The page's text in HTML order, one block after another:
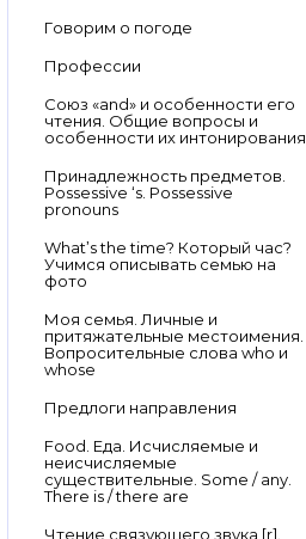
Говорим о погоде
Профессии
Союз «and» и особенности его
чтения. Общие вопросы и
особенности их интонирования
Принадлежность предметов.
Possessive ‘s. Possessive
pronouns
What’s the time? Который час?
Учимся описывать семью на
фото
Моя семья. Личные и
притяжательные местоимения.
Вопросительные слова who и
whose
Предлоги направления
Food. Еда. Исчисляемые и
неисчисляемые
существительные. Some / any.
There is / there are
Чтение связующего звука [r].